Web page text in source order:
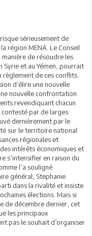
sérieusement de
région MENA. Le Conseil
de résoudre les
Syrie et au Yémen, pourrait
de ces conflits.
d’élire une nouvelle
nouvelle confrontation
revendiquant chacun
contesté par de larges
dernièrement par le
sur le territoire national.
régionales et
intérêts économiques et
s’intensifier en raison du
l’a souligné
général, Stephanie
dans la rivalité et insiste
élections. Mais si
de décembre dernier, cet
les principaux
pas le souhait d’organiser